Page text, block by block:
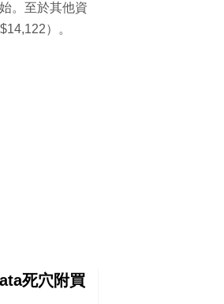
。至於其他資
）。
死穴附買